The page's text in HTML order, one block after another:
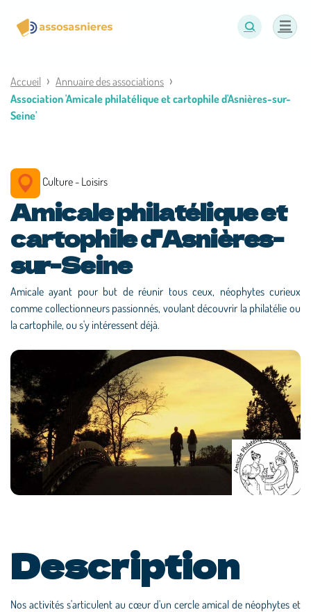
Accueil
Annuaire des associations
Association 'Amicale philatélique et cartophile d'Asnières-sur-
Seine'
Culture - Loisirs
Amicale philatélique et
cartophile d'Asnières-
sur-Seine
Amicale ayant pour but de réunir tous ceux, néophytes curieux
comme collectionneurs passionnés, voulant découvrir la philatélie ou
la cartophile, ou s'y intéressent déjà.
Description
Nos activités s'articulent au cœur d'un cercle amical de néophytes et